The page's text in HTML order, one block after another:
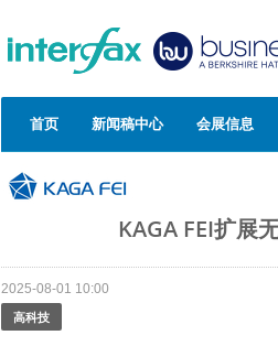
首页 新闻稿中心 会展信息
KAGA FEI扩展
2025-08-01 10:00
高科技